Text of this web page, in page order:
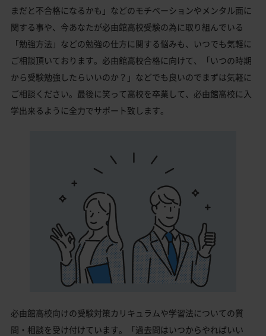
まだと不合格になるかも」などのモチベーションやメンタル面に
関する事や、今あなたが必由館高校受験の為に取り組んでいる
「勉強方法」などの勉強の仕方に関する悩みも、いつでも気軽に
ご相談頂いております。必由館高校合格に向けて、「いつの時期
から受験勉強したらいいのか？」などでも良いのでまずは気軽に
ご相談ください。最後に笑って高校を卒業して、必由館高校に入
学出来るように全力でサポート致します。
必由館高校向けの受験対策カリキュラムや学習法についての質
問・相談を受け付けています。「過去問はいつからやればいい